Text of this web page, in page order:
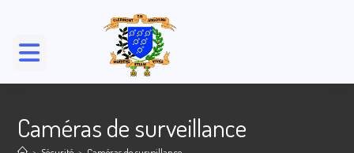
content
Caméras de surveillance